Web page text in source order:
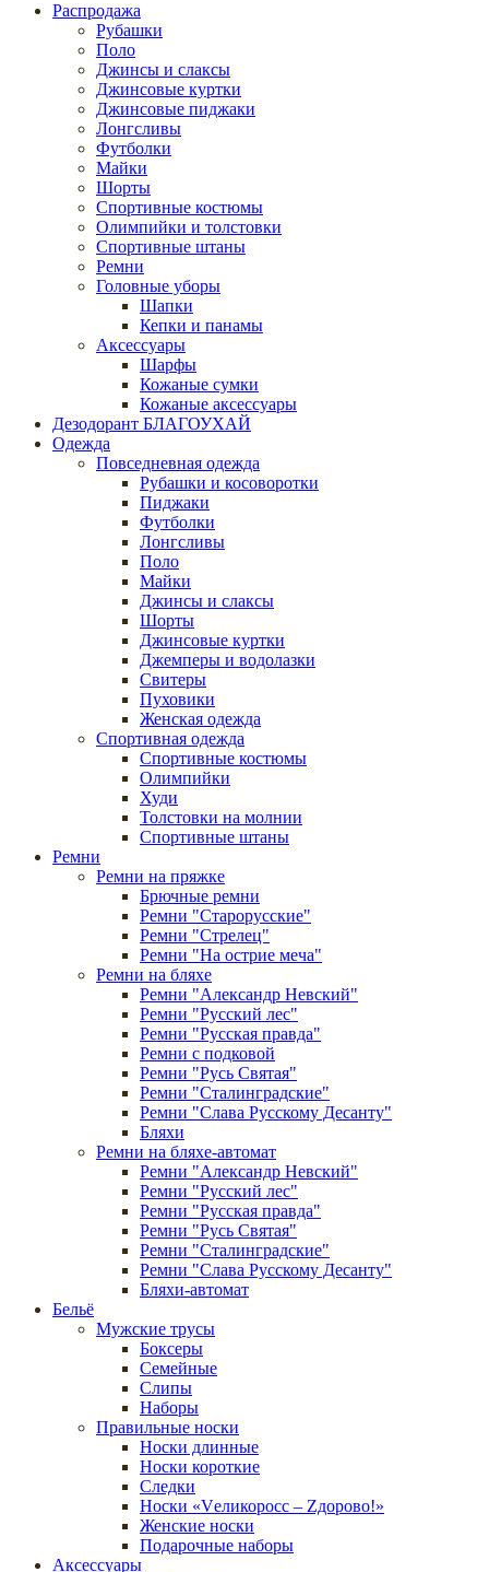
Распродажа
Рубашки
Поло
Джинсы и слаксы
Джинсовые куртки
Джинсовые пиджаки
Лонгсливы
Футболки
Майки
Шорты
Спортивные костюмы
Олимпийки и толстовки
Спортивные штаны
Ремни
Головные уборы
Шапки
Кепки и панамы
Аксессуары
Шарфы
Кожаные сумки
Кожаные аксессуары
Дезодорант БЛАГОУХАЙ
Одежда
Повседневная одежда
Рубашки и косоворотки
Пиджаки
Футболки
Лонгсливы
Поло
Майки
Джинсы и слаксы
Шорты
Джинсовые куртки
Джемперы и водолазки
Свитеры
Пуховики
Женская одежда
Спортивная одежда
Спортивные костюмы
Олимпийки
Худи
Толстовки на молнии
Спортивные штаны
Ремни
Ремни на пряжке
Брючные ремни
Ремни "Старорусские"
Ремни "Стрелец"
Ремни "На острие меча"
Ремни на бляхе
Ремни "Александр Невский"
Ремни "Русский лес"
Ремни "Русская правда"
Ремни с подковой
Ремни "Русь Святая"
Ремни "Сталинградские"
Ремни "Слава Русскому Десанту"
Бляхи
Ремни на бляхе-автомат
Ремни "Александр Невский"
Ремни "Русский лес"
Ремни "Русская правда"
Ремни "Русь Святая"
Ремни "Сталинградские"
Ремни "Слава Русскому Десанту"
Бляхи-автомат
Бельё
Мужские трусы
Боксеры
Семейные
Слипы
Наборы
Правильные носки
Носки длинные
Носки короткие
Следки
Носки «Vеликоросс – Zдорово!»
Женские носки
Подарочные наборы
Аксессуары